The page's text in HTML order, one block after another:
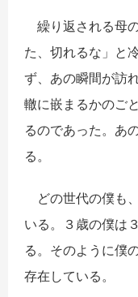
繰り返される母
た、切れるな」と
ず、あの瞬間が訪
轍に嵌まるかのご
るのであった。あ
る。
どの世代の僕も
いる。３歳の僕は
る。そのように僕
存在している。